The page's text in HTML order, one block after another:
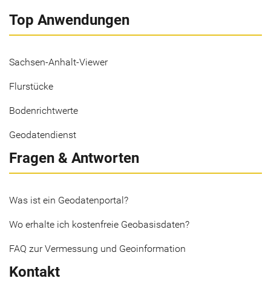
Top Anwendungen
Sachsen-Anhalt-Viewer
Flurstücke
Bodenrichtwerte
Geodatendienst
Fragen & Antworten
Was ist ein Geodatenportal?
Wo erhalte ich kostenfreie Geobasisdaten?
FAQ zur Vermessung und Geoinformation
Kontakt